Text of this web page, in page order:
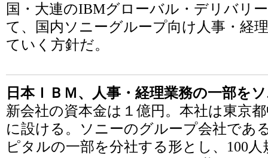
国・大連のIBMグローバル・デリバリ
て、国内ソニーグループ向け人事・経
ていく方針だ。
日本ＩＢＭ、人事・経理業務の一部を
新会社の資本金は１億円。本社は東京
に設ける。ソニーのグループ会社であ
ピタルの一部を分社する形とし、100